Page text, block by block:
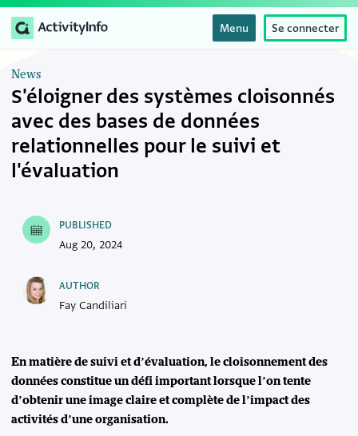
Menu Se connecter
News
S'éloigner des systèmes cloisonnés
avec des bases de données
relationnelles pour le suivi et
l'évaluation
En matière de suivi et d’évaluation, le cloisonnement des
données constitue un défi important lorsque l’on tente
d’obtenir une image claire et complète de l’impact des
activités d’une organisation.
PUBLISHED
Aug 20, 2024
AUTHOR
Fay Candiliari